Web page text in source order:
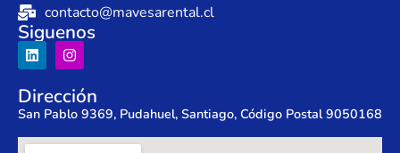
contacto@mavesarental.cl
Siguenos
Dirección
San Pablo 9369, Pudahuel, Santiago, Código Postal 9050168